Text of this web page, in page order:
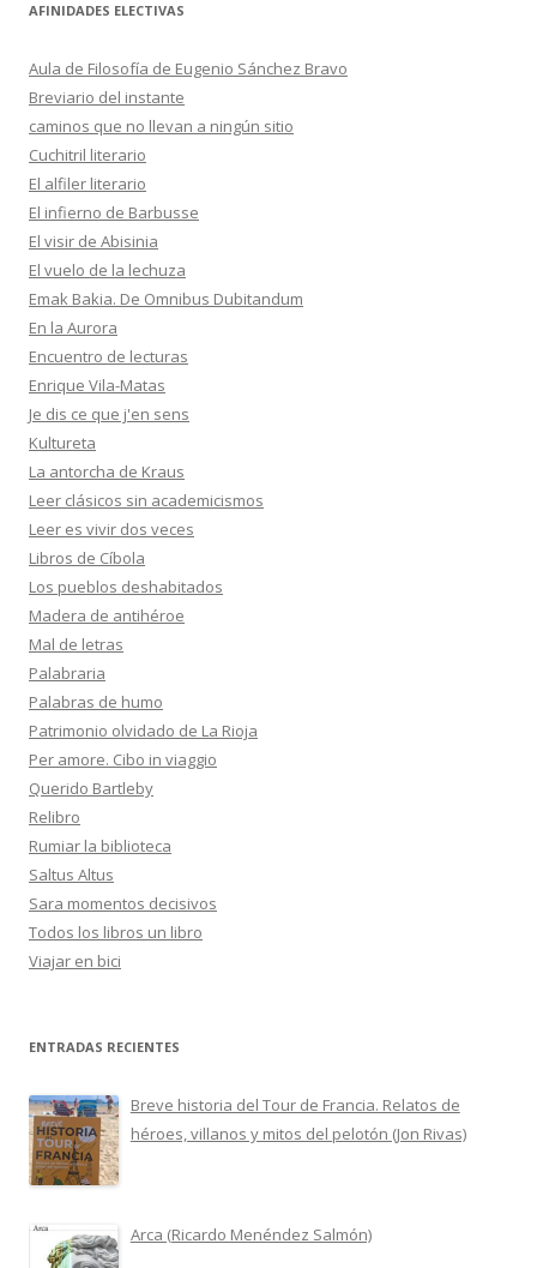
AFINIDADES ELECTIVAS
Aula de Filosofía de Eugenio Sánchez Bravo
Breviario del instante
caminos que no llevan a ningún sitio
Cuchitril literario
El alfiler literario
El infierno de Barbusse
El visir de Abisinia
El vuelo de la lechuza
Emak Bakia. De Omnibus Dubitandum
En la Aurora
Encuentro de lecturas
Enrique Vila-Matas
Je dis ce que j'en sens
Kultureta
La antorcha de Kraus
Leer clásicos sin academicismos
Leer es vivir dos veces
Libros de Cíbola
Los pueblos deshabitados
Madera de antihéroe
Mal de letras
Palabraria
Palabras de humo
Patrimonio olvidado de La Rioja
Per amore. Cibo in viaggio
Querido Bartleby
Relibro
Rumiar la biblioteca
Saltus Altus
Sara momentos decisivos
Todos los libros un libro
Viajar en bici
ENTRADAS RECIENTES
Breve historia del Tour de Francia. Relatos de
héroes, villanos y mitos del pelotón (Jon Rivas)
Arca (Ricardo Menéndez Salmón)